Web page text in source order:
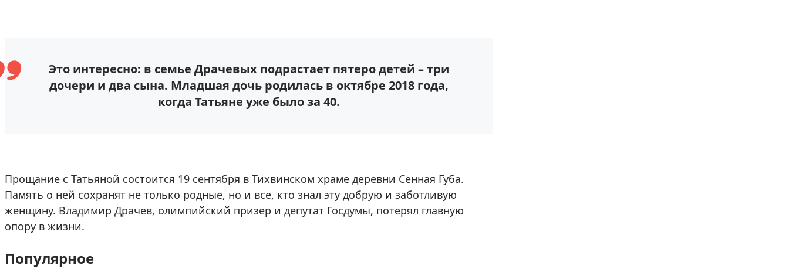
Это интересно: в семье Драчевых подрастает пятеро детей – три
дочери и два сына. Младшая дочь родилась в октябре 2018 года,
когда Татьяне уже было за 40.
Прощание с Татьяной состоится 19 сентября в Тихвинском храме деревни Сенная Губа.
Память о ней сохранят не только родные, но и все, кто знал эту добрую и заботливую
женщину. Владимир Драчев, олимпийский призер и депутат Госдумы, потерял главную
опору в жизни.
Популярное